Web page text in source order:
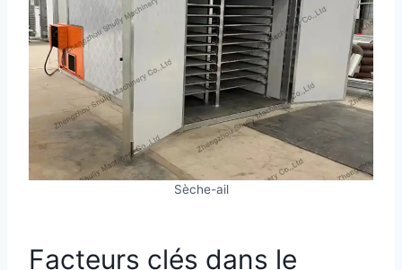
Sèche-ail
Facteurs clés dans le